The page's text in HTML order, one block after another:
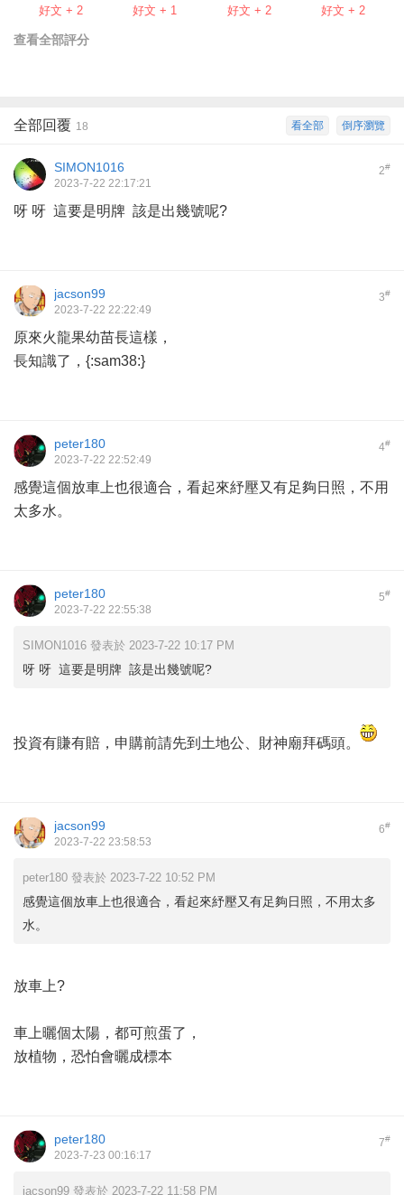
好文 + 2
好文 + 1
好文 + 2
好文 + 2
查看全部評分
倒序瀏覽
看全部
全部回覆 18
2#
SIMON1016
2023-7-22 22:17:21
呀 呀 這要是明牌 該是出幾號呢?
3#
jacson99
2023-7-22 22:22:49
原來火龍果幼苗長這樣，
長知識了，{:sam38:}
4#
peter180
2023-7-22 22:52:49
感覺這個放車上也很適合，看起來紓壓又有足夠日照，不用
太多水。
5#
peter180
2023-7-22 22:55:38
SIMON1016 發表於 2023-7-22 10:17 PM
呀 呀 這要是明牌 該是出幾號呢?
投資有賺有賠，申購前請先到土地公、財神廟拜碼頭。
6#
jacson99
2023-7-22 23:58:53
peter180 發表於 2023-7-22 10:52 PM
感覺這個放車上也很適合，看起來紓壓又有足夠日照，不用太多
水。
放車上?
車上曬個太陽，都可煎蛋了，
放植物，恐怕會曬成標本
7#
peter180
2023-7-23 00:16:17
jacson99 發表於 2023-7-22 11:58 PM